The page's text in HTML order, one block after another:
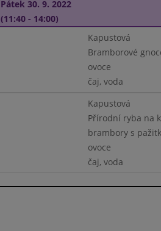
Pátek 30. 9. 2022
(11:40 - 14:00)
Kapustová
Bramborové
ovoce
čaj, voda
Kapustová
Přírodní ryba na
brambory s
ovoce
čaj, voda